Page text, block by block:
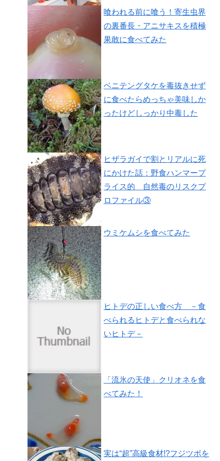
喰われる前に喰う！寄生虫界
の裏番長・アニサキスを積極
果敢に食べてみた
ベニテングタケを毒抜きせず
に食べたらめっちゃ美味しか
ったけどしっかり中毒した
ヒザラガイで割とリアルに死
にかけた話：野食ハンマープ
ライス的 自然毒のリスクプ
ロファイル③
ウミケムシを食べてみた
ヒトデの正しい食べ方 －食
べられるヒトデと食べられな
いヒトデ－
「流氷の天使」クリオネを食
べてみた！
実は“超”高級食材!?フジツボを